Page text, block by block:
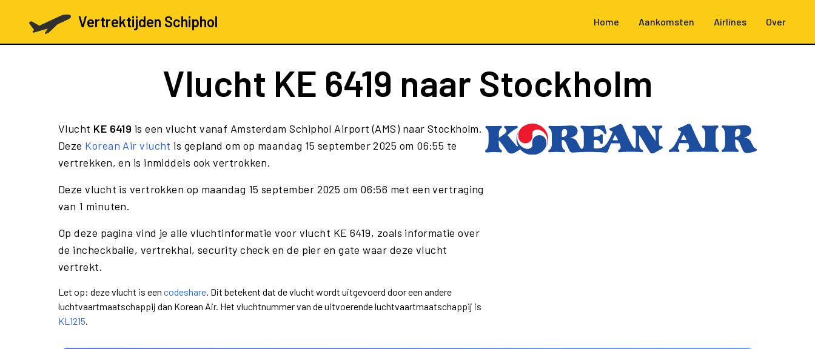
Vertrektijden Schiphol Home Aankomsten Airlines Over
Vlucht KE 6419 naar Stockholm
Vlucht KE 6419 is een vlucht vanaf Amsterdam Schiphol Airport (AMS) naar Stockholm.
Deze Korean Air vlucht is gepland om op maandag 15 september 2025 om 06:55 te
vertrekken, en is inmiddels ook vertrokken.
Deze vlucht is vertrokken op maandag 15 september 2025 om 06:56 met een vertraging
van 1 minuten.
Op deze pagina vind je alle vluchtinformatie voor vlucht KE 6419, zoals informatie over
de incheckbalie, vertrekhal, security check en de pier en gate waar deze vlucht
vertrekt.
Let op: deze vlucht is een codeshare. Dit betekent dat de vlucht wordt uitgevoerd door een andere
luchtvaartmaatschappij dan Korean Air. Het vluchtnummer van de uitvoerende luchtvaartmaatschappij is
KL1215.